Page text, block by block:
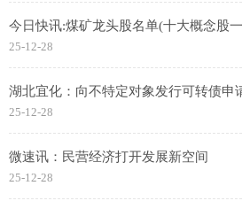
今日快讯:煤矿龙头股名单(十大概念股一
25-12-28
湖北宜化：向不特定对象发行可转债申
25-12-28
微速讯：民营经济打开发展新空间
25-12-28